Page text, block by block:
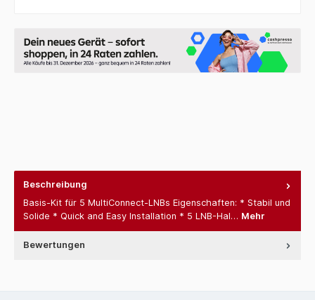
Beschreibung
Basis-Kit für 5 MultiConnect-LNBs Eigenschaften: * Stabil und
Solide * Quick and Easy Installation * 5 LNB-Hal… Mehr
Bewertungen